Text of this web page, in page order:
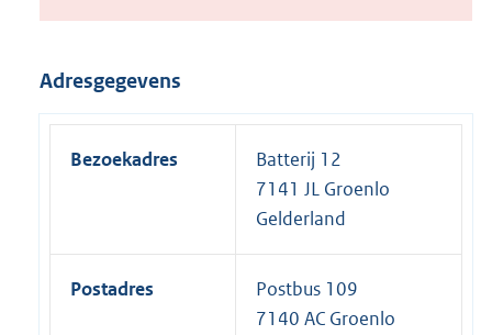
Adresgegevens
Bezoekadres
Batterij 12
7141 JL Groenlo
Gelderland
Postadres
Postbus 109
7140 AC Groenlo